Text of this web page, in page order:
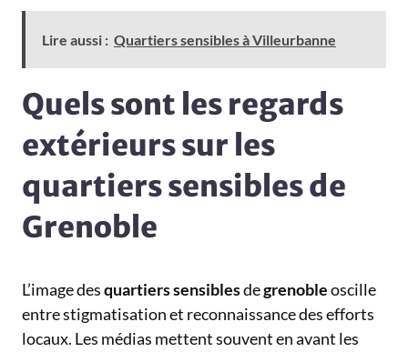
Lire aussi : Quartiers sensibles à Villeurbanne
Quels sont les regards
extérieurs sur les
quartiers sensibles de
Grenoble
L’image desquartiers sensiblesdegrenobleoscille
entre stigmatisation et reconnaissance des efforts
locaux. Les médias mettent souvent en avant les